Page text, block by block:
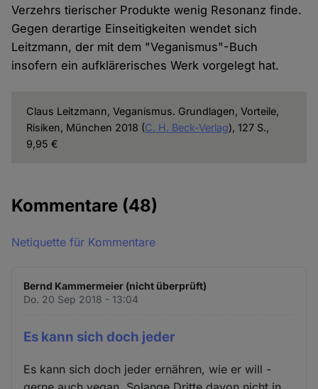
Verzehrs tierischer Produkte wenig Resonanz finde.
Gegen derartige Einseitigkeiten wendet sich
Leitzmann, der mit dem "Veganismus"-Buch
insofern ein aufklärerisches Werk vorgelegt hat.
Claus Leitzmann, Veganismus. Grundlagen, Vorteile,
Risiken, München 2018 (C. H. Beck-Verlag), 127 S.,
9,95 €
Kommentare (48)
Netiquette für Kommentare
Bernd Kammermeier (nicht überprüft)
Do. 20 Sep 2018 - 13:04
Es kann sich doch jeder
Es kann sich doch jeder ernähren, wie er will -